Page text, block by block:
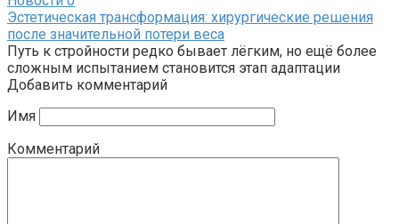
Эстетическая трансформация: хирургические решения
после значительной потери веса
Путь к стройности редко бывает лёгким, но ещё более
сложным испытанием становится этап адаптации
Добавить комментарий
Имя
Комментарий